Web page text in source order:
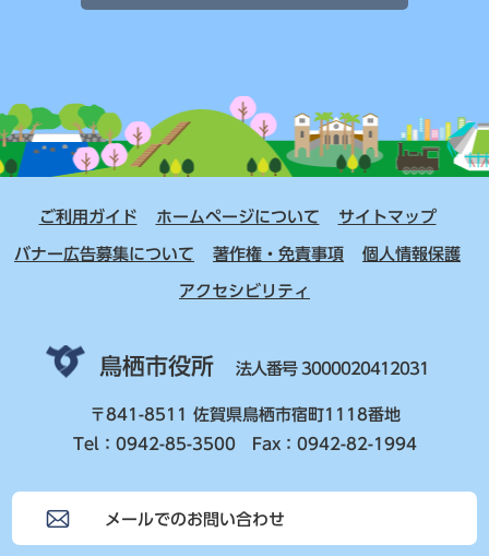
ご利用ガイド ホームページについて サイトマップ
バナー広告募集について 著作権・免責事項 個人情報保護
アクセシビリティ
鳥栖市役所 法人番号 3000020412031
〒841-8511 佐賀県鳥栖市宿町1118番地
Tel：0942-85-3500 Fax：0942-82-1994
メールでのお問い合わせ